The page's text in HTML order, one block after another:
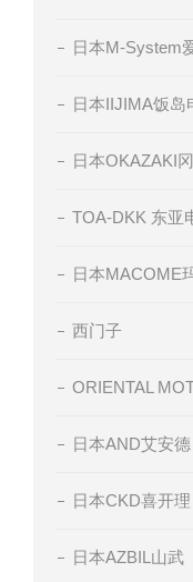
日本M-System
日本IIJIMA饭岛
日本OKAZAKI
TOA-DKK 东亚
日本MACOME
西门子
ORIENTAL
日本AND艾安德
日本CKD喜开理
日本AZBIL山武